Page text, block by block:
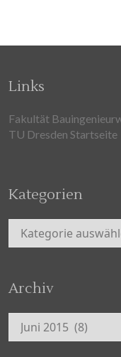
Links
Fakultät
TU Dresden Startseite
Kategorien
Kategorien
Archiv
Archiv